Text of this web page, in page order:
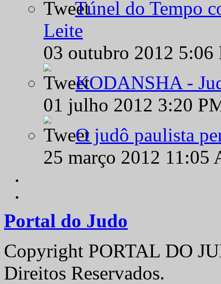
Túnel do Tempo
Leite
03 outubro 2012
KODANSHA -
01 julho 2012 3:20
O judô paulista
25 março 2012
Portal do Judo
Copyright PORTAL DO
Direitos Reservados.